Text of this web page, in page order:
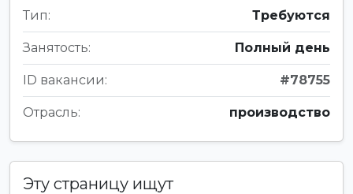
Тип: Требуются
Занятость: Полный день
ID вакансии: #78755
Отрасль: производство
Эту страницу ищут